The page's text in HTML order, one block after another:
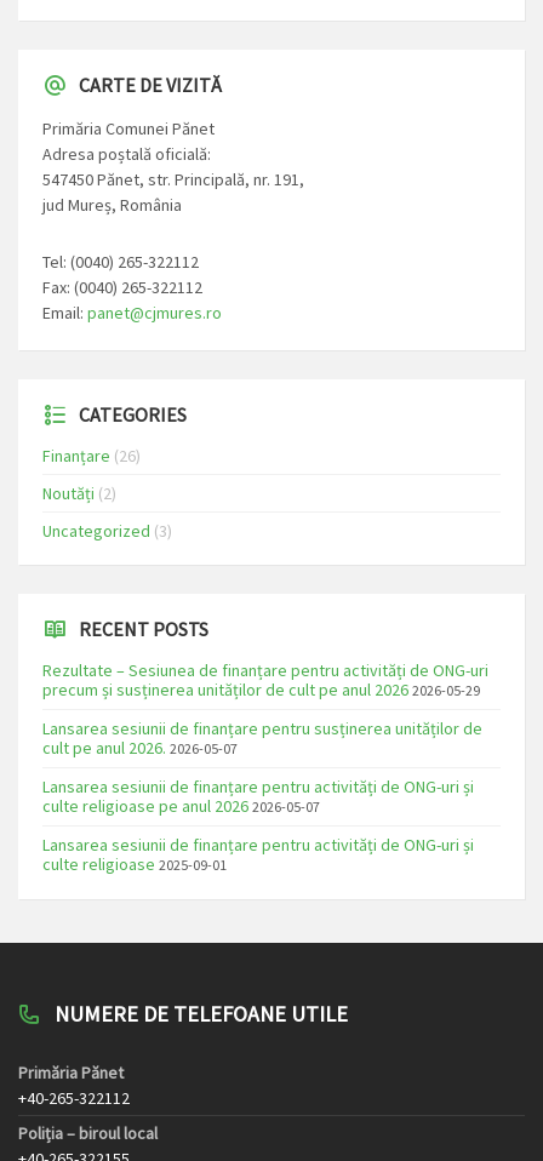
CARTE DE VIZITĂ
Primăria Comunei Pănet
Adresa poștală oficială:
547450 Pănet, str. Principală, nr. 191,
jud Mureș, România
Tel: (0040) 265-322112
Fax: (0040) 265-322112
Email: panet@cjmures.ro
CATEGORIES
Finanțare (26)
Noutăți (2)
Uncategorized (3)
RECENT POSTS
Rezultate – Sesiunea de finanțare pentru activități de ONG-uri
precum și susținerea unităților de cult pe anul 2026 2026-05-29
Lansarea sesiunii de finanțare pentru susținerea unităților de
cult pe anul 2026. 2026-05-07
Lansarea sesiunii de finanțare pentru activități de ONG-uri și
culte religioase pe anul 2026 2026-05-07
Lansarea sesiunii de finanțare pentru activități de ONG-uri și
culte religioase 2025-09-01
NUMERE DE TELEFOANE UTILE
Primăria Pănet
+40-265-322112
Poliția – biroul local